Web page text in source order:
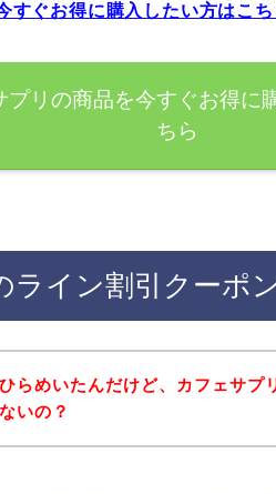
すぐお得に購入したい方はこち
プリの商品を今すぐお得に
ちら
ライン割引クーポ
らめいたんだけど、カフェサプ
いの？